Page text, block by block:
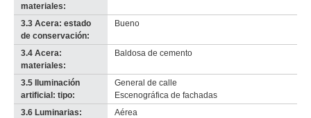
materiales:
3.3 Acera: estado
de conservación:
Bueno
3.4 Acera:
materiales:
Baldosa de cemento
3.5 Iluminación
artificial: tipo:
General de calle
Escenográfica de fachadas
3.6 Luminarias:
Aérea